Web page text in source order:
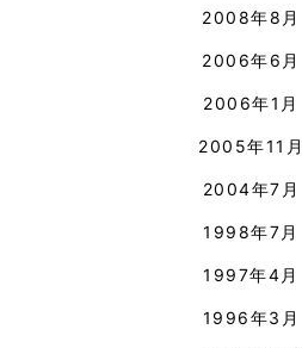
2008年8月
2006年6月
2006年1月
2005年11月
2004年7月
1998年7月
1997年4月
1996年3月